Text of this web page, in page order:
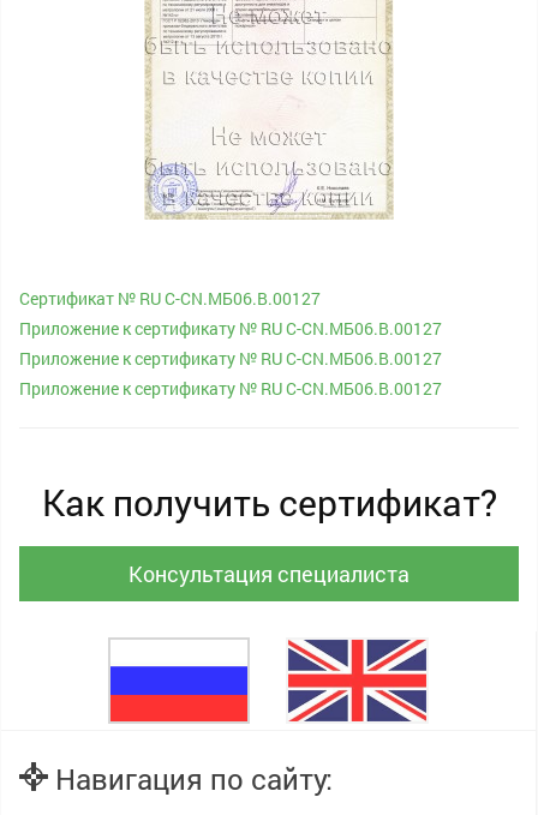
Сертификат № RU С-CN.МБ06.B.00127
Приложение к сертификату № RU С-CN.МБ06.B.00127
Приложение к сертификату № RU С-CN.МБ06.B.00127
Приложение к сертификату № RU С-CN.МБ06.B.00127
Как получить сертификат?
Консультация специалиста
Навигация по сайту: